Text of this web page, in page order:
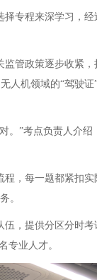
专程来深学习，
管政策逐步收紧
人机领域的“驾驶
。”考点负责人介
，每一题都紧扣
。
，提供分区分时
专业人才。